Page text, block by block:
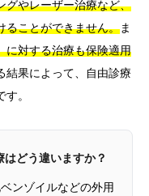
グやレーザー治療など、
ることができません。ま
に対する治療も保険適用
結果によって、自由診療
。
どう違いますか？
ンゾイルなどの外用